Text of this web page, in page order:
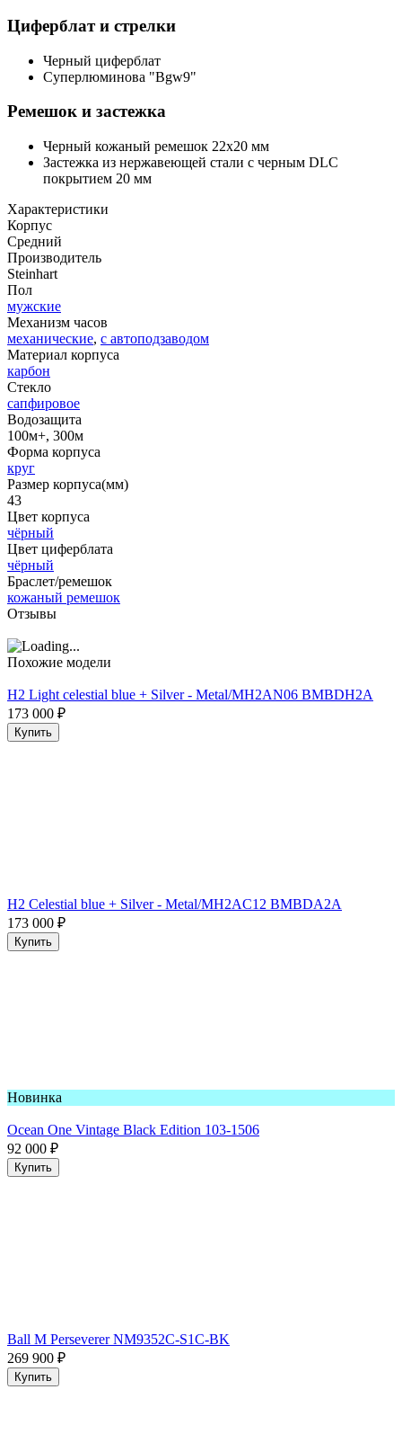
Циферблат и стрелки
Черный циферблат
Суперлюминова "Bgw9"
Ремешок и застежка
Черный кожаный ремешок 22х20 мм
Застежка из нержавеющей стали с черным DLC
покрытием 20 мм
Характеристики
Корпус
Средний
Производитель
Steinhart
Пол
мужские
Механизм часов
механические, с автоподзаводом
Материал корпуса
карбон
Стекло
сапфировое
Водозащита
100м+, 300м
Форма корпуса
круг
Размер корпуса(мм)
43
Цвет корпуса
чёрный
Цвет циферблата
чёрный
Браслет/ремешок
кожаный ремешок
Отзывы
Похожие модели
H2 Light celestial blue + Silver - Metal/MH2AN06 BMBDH2A
173 000 ₽
Купить
H2 Celestial blue + Silver - Metal/MH2AC12 BMBDA2A
173 000 ₽
Купить
Новинка
Ocean One Vintage Black Edition 103-1506
92 000 ₽
Купить
Ball M Perseverer NM9352C-S1C-BK
269 900 ₽
Купить